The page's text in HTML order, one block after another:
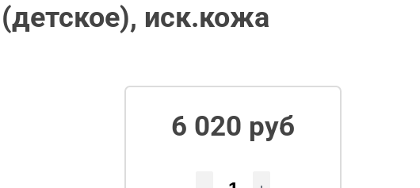
иск.кожа
6 020 руб